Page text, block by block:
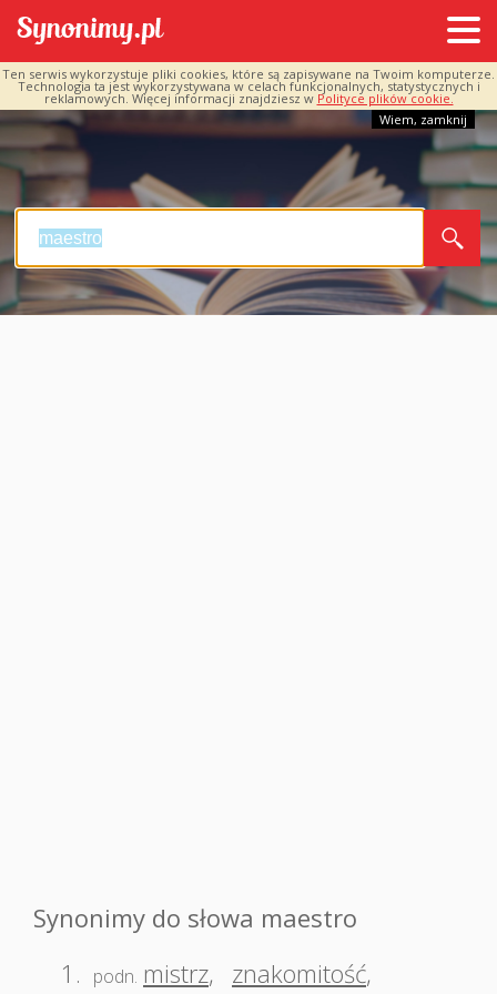
Ten serwis wykorzystuje pliki cookies, które są zapisywane na Twoim komputerze.
Technologia ta jest wykorzystywana w celach funkcjonalnych, statystycznych i
reklamowych. Więcej informacji znajdziesz w Polityce plików cookie.
Wiem, zamknij
Synonimy do słowa maestro
1.
podn. mistrz, znakomitość,